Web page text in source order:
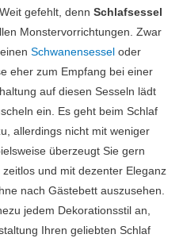
gefehlt, denn Schlafsessel
Monstervorrichtungen. Zwar
Schwanensessel oder
eher zum Empfang bei einer
auf diesen Sesseln lädt
ein. Es geht beim Schlaf
allerdings nicht mit weniger
überzeugt Sie gern
zeitlos und mit dezenter Eleganz
nach Gästebett auszusehen.
jedem Dekorationsstil an,
Ihren geliebten Schlaf